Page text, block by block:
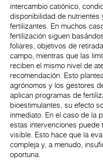
intercambio catiónico,
disponibilidad de nutrientes
fertilizantes. En muchos
fertilización siguen
foliares, objetivos de
campo, mientras que las
reciben el mismo nivel de
recomendación. Esto
agrónomos y los gestores
aplican programas de
bioestimulantes, su efecto
inmediato. En el caso de la
estas intervenciones puede
visible. Esto hace que la
compleja y, a menudo,
oportuna.